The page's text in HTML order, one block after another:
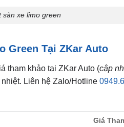
sàn xe limo green
Green Tại ZKar Auto
tham khảo tại ZKar Auto (cập
Liên hệ Zalo/Hotline
Giá